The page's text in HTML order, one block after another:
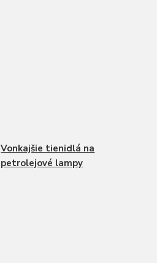
Vonkajšie tienidlá na
petrolejové lampy